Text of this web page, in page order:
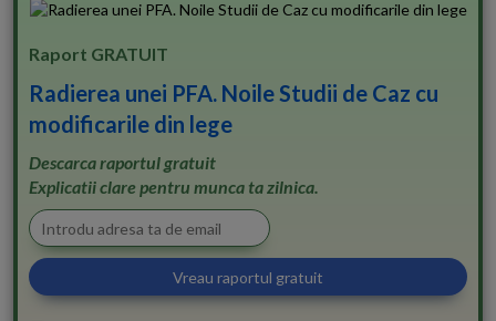
Raport GRATUIT
Radierea unei PFA. Noile Studii de Caz cu
modificarile din lege
Descarca raportul gratuit
Explicatii clare pentru munca ta zilnica.